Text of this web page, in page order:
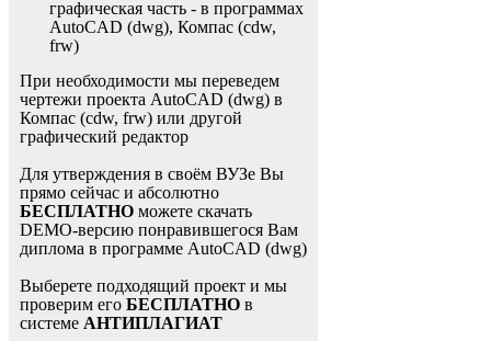
графическая часть - в программах
AutoCAD (dwg), Компас (cdw,
frw)
При необходимости мы переведем
чертежи проекта AutoCAD (dwg) в
Компас (cdw, frw) или другой
графический редактор
Для утверждения в своём ВУЗе Вы
прямо сейчас и абсолютно
БЕСПЛАТНО можете скачать
DEMO-версию понравившегося Вам
диплома в программе AutoCAD (dwg)
Выберете подходящий проект и мы
проверим его БЕСПЛАТНО в
системе АНТИПЛАГИАТ